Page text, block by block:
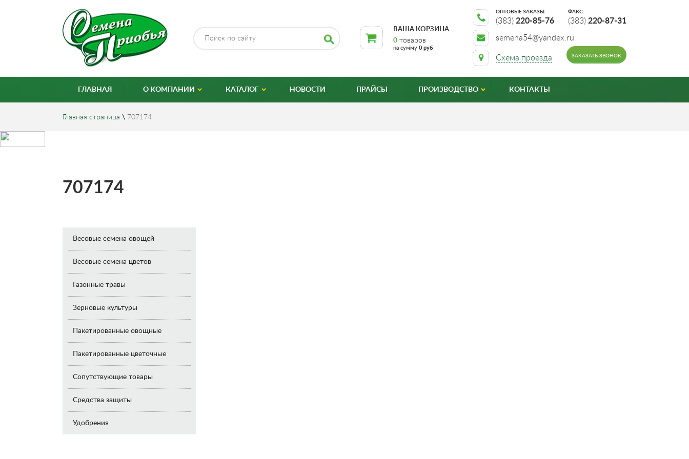
ВАША КОРЗИНА
0 товаров
на сумму 0 руб
Схема проезда
semena54@yandex.ru
ОПТОВЫЕ ЗАКАЗЫ:
(383) 220-85-76
ФАКС:
(383) 220-87-31
ЗАКАЗАТЬ ЗВОНОК
ГЛАВНАЯ О КОМПАНИИ КАТАЛОГ НОВОСТИ ПРАЙСЫ ПРОИЗВОДСТВО КОНТАКТЫ
Главная страница \ 707174
707174
Весовые семена овощей
Весовые семена цветов
Газонные травы
Зерновые культуры
Пакетированные овощные
Пакетированные цветочные
Сопутствующие товары
Средства защиты
Удобрения